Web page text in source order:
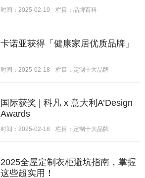
时间：2025-02-19 栏目： 品牌百科
卡诺亚获得「健康家居优质品牌」
时间：2025-02-18 栏目： 定制十大品牌
国际获奖 | 科凡 x 意大利A’Design
Awards
时间：2025-02-18 栏目： 定制十大品牌
2025全屋定制衣柜避坑指南，掌握
这些超实用！